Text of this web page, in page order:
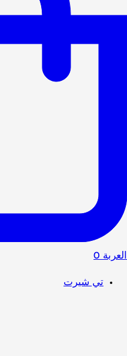
العربة 0
تي شيرت